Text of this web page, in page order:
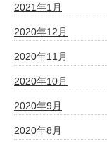
2021年1月
2020年12月
2020年11月
2020年10月
2020年9月
2020年8月